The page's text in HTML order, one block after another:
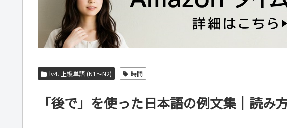
lv4. 上級単語 (N1～N2) 時間
「後で」を使った日本語の例文集｜読み